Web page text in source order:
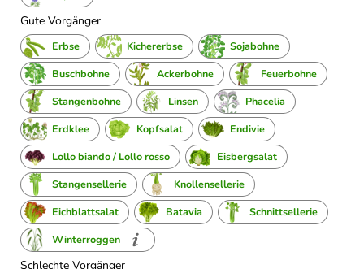
Gute Vorgänger
Erbse Kichererbse
Sojabohne
Buschbohne
Ackerbohne
Feuerbohne
Stangenbohne
Linsen
Phacelia
Erdklee
Kopfsalat
Endivie
Lollo biando / Lollo rosso
Eisbergsalat
Stangensellerie
Knollensellerie
Eichblattsalat
Batavia
Schnittsellerie
Winterroggen
Schlechte Vorgänger